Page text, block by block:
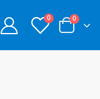
0 0